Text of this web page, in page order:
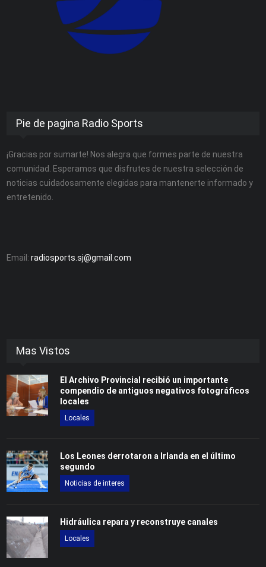
Pie de pagina Radio Sports
¡Gracias por sumarte! Nos alegra que formes parte de nuestra
comunidad. Esperamos que disfrutes de nuestra selección de
noticias cuidadosamente elegidas para mantenerte informado y
entretenido.
Email:radiosports.sj@gmail.com
Mas Vistos
El Archivo Provincial recibió un importante
compendio de antiguos negativos fotográficos
locales
Locales
Los Leones derrotaron a Irlanda en el último
segundo
Noticias de interes
Hidráulica repara y reconstruye canales
Locales